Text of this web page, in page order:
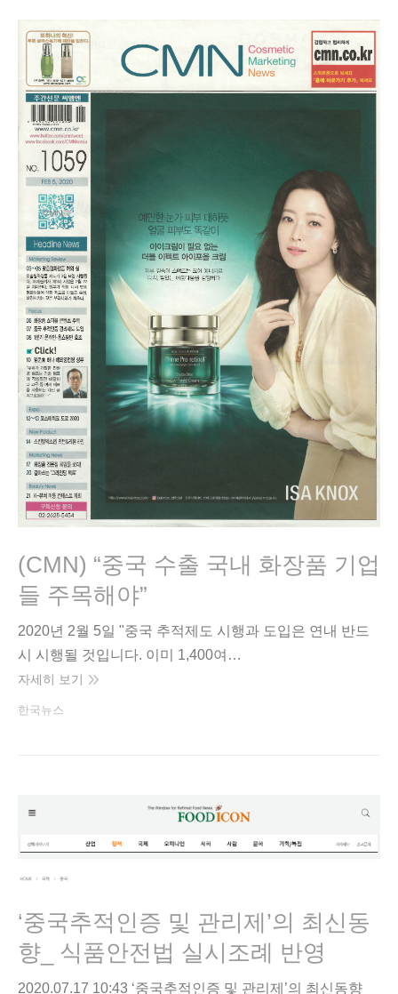
(CMN) “중국 수출 국내 화장품 기업
들 주목해야”
2020년 2월 5일 "중국 추적제도 시행과 도입은 연내 반드
시 시행될 것입니다. 이미 1,400여…
자세히 보기
한국뉴스
‘중국추적인증 및 관리제’의 최신동
향_ 식품안전법 실시조례 반영
2020.07.17 10:43 ‘중국추적인증 및 관리제’의 최신동향_